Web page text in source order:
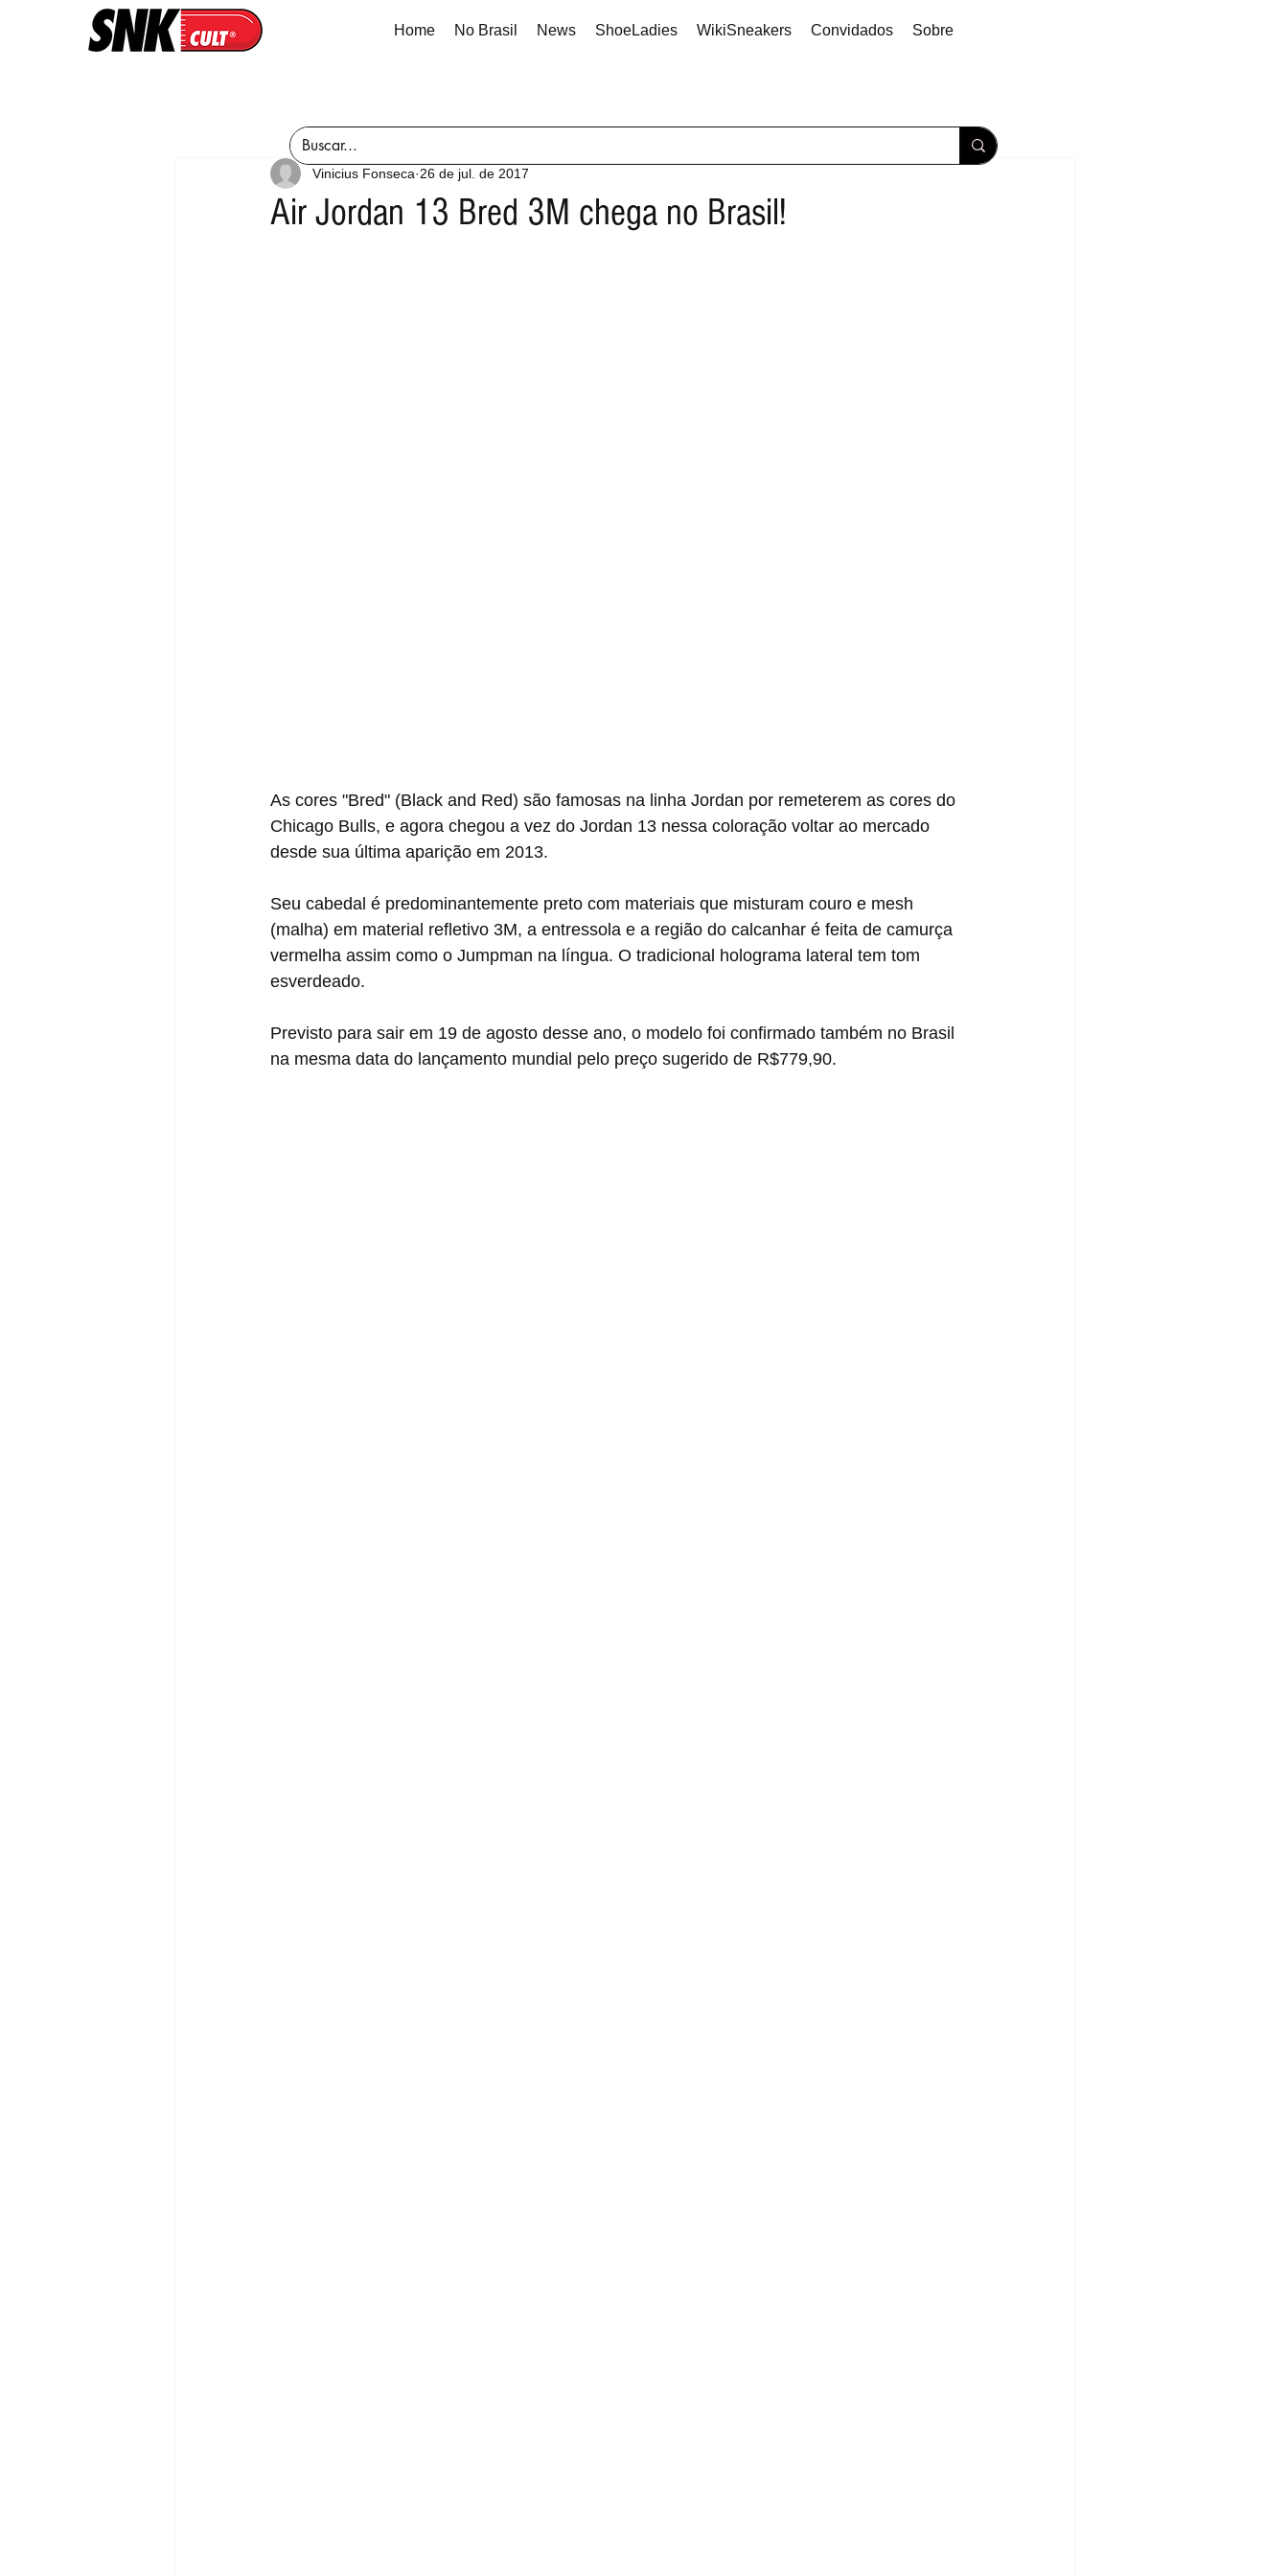
Home No Brasil News ShoeLadies WikiSneakers Convidados Sobre
Air Jordan 13 Bred 3M chega no Brasil!
Vinicius Fonseca 26 de jul. de 2017
As cores "Bred" (Black and Red) são famosas na linha Jordan por remeterem as cores do
Chicago Bulls, e agora chegou a vez do Jordan 13 nessa coloração voltar ao mercado
desde sua última aparição em 2013.
Seu cabedal é predominantemente preto com materiais que misturam couro e mesh
(malha) em material refletivo 3M, a entressola e a região do calcanhar é feita de camurça
vermelha assim como o Jumpman na língua. O tradicional holograma lateral tem tom
esverdeado.
Previsto para sair em 19 de agosto desse ano, o modelo foi confirmado também no Brasil
na mesma data do lançamento mundial pelo preço sugerido de R$779,90.